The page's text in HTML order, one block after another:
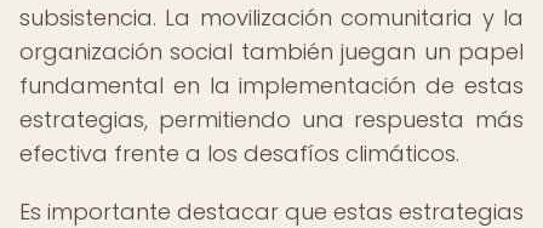
subsistencia. La movilización comunitaria y la
organización social también juegan un papel
fundamental en la implementación de estas
estrategias, permitiendo una respuesta más
efectiva frente a los desafíos climáticos.
Es importante destacar que estas estrategias